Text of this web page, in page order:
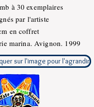
à 30 exemplaires
par l'artiste
en coffret
marina. Avignon. 1999
sur l'image pour l'agrandir